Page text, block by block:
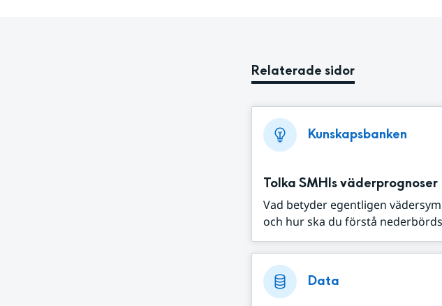
Relaterade sidor
Kunskapsbanken
Tolka SMHIs väderprognoser
Vad betyder egentligen
och hur ska du förstå
Data